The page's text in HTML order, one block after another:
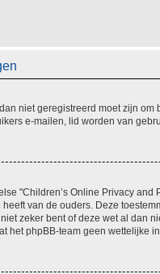
niet geregistreerd moet zijn
e-mailen, lid worden van
"Children’s Online Privacy
van de ouders. Deze
zeker bent of deze wet al dan
het phpBB-team geen wettelijke